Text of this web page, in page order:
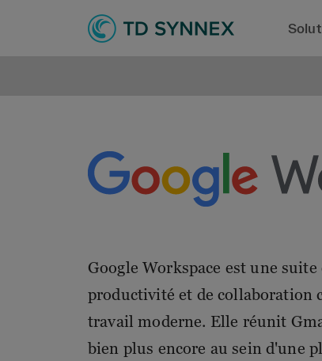
Google Workspace est une
productivité et de collaboration
travail moderne. Elle réunit
bien plus encore au sein d'une